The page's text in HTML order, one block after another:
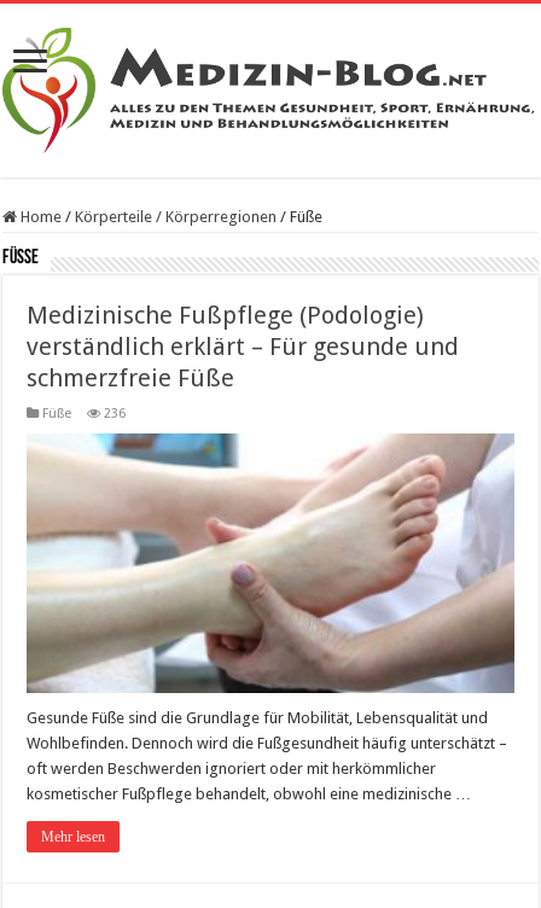
Home / Körperteile / Körperregionen / Füße
Füße
Medizinische Fußpflege (Podologie)
verständlich erklärt – Für gesunde und
schmerzfreie Füße
Füße 236
Gesunde Füße sind die Grundlage für Mobilität, Lebensqualität und
Wohlbefinden. Dennoch wird die Fußgesundheit häufig unterschätzt –
oft werden Beschwerden ignoriert oder mit herkömmlicher
kosmetischer Fußpflege behandelt, obwohl eine medizinische …
Mehr lesen